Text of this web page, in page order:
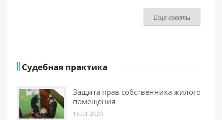
Еще советы
Судебная практика
Защита прав собственника жилого
помещения
16.01.2023